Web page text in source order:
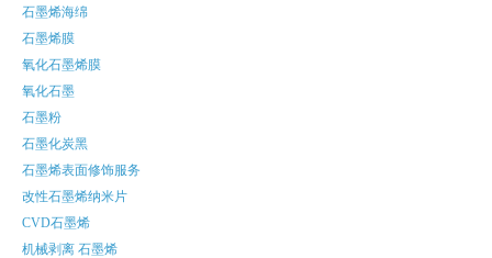
石墨烯海绵
石墨烯膜
氧化石墨烯膜
氧化石墨
石墨粉
石墨化炭黑
石墨烯表面修饰服务
改性石墨烯纳米片
CVD石墨烯
机械剥离 石墨烯